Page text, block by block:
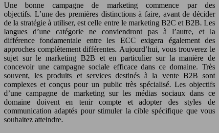
Une bonne campagne de marketing commence par des
objectifs. L’une des premières distinctions à faire, avant de décider
de la stratégie à utiliser, est celle entre le marketing B2C et B2B. Les
langues d’une catégorie ne conviendront pas à l’autre, et la
différence fondamentale entre les ECC exigera également des
approches complètement différentes. Aujourd’hui, vous trouverez le
sujet sur le marketing B2B et en particulier sur la manière de
concevoir une campagne sociale efficace dans ce domaine. Très
souvent, les produits et services destinés à la vente B2B sont
complexes et conçus pour un public très spécialisé. Les objectifs
d’une campagne de marketing sur les médias sociaux dans ce
domaine doivent en tenir compte et adopter des styles de
communication adaptés pour stimuler la cible spécifique que vous
souhaitez atteindre.